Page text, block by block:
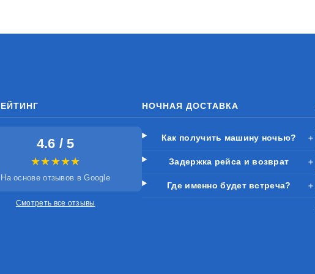
4.6 / 5
★★★★★
На основе отзывов в Google
Смотреть все отзывы
НОЧНАЯ ДОСТАВКА
Как получить машину ночью? ＋
Задержка рейса и возврат ＋
Где именно будет встреча? ＋